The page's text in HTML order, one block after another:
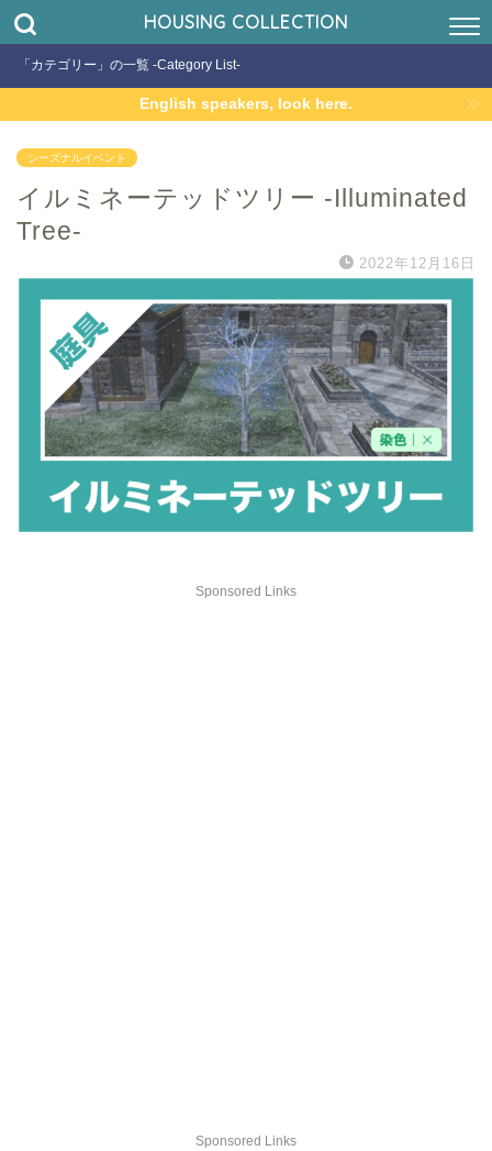
HOUSING COLLECTION
「カテゴリー」の一覧 -Category List-
English speakers, look here.
シーズナルイベント
イルミネーテッドツリー -Illuminated
Tree-
2022年12月16日
Sponsored Links
Sponsored Links